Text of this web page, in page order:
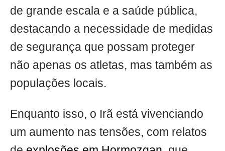
de grande escala e a saúde pública,
destacando a necessidade de medidas
de segurança que possam proteger
não apenas os atletas, mas também as
populações locais.
Enquanto isso, o Irã está vivenciando
um aumento nas tensões, com relatos